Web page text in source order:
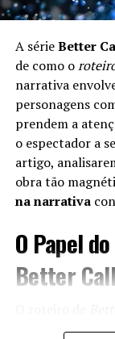
A sérieBetter
de como o
narrativa
personagens
prendem a
o espectador a
artigo,
obra tão
na narrativa
O Papel
Better
construção da